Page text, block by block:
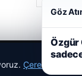
Çerez
Göz
Özgür